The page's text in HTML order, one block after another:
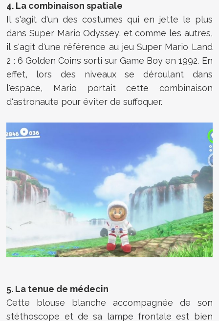
4. La combinaison spatiale
Il s'agit d'un des costumes qui en jette le plus
dans Super Mario Odyssey, et comme les autres,
il s'agit d'une référence au jeu Super Mario Land
2 : 6 Golden Coins sorti sur Game Boy en 1992. En
effet, lors des niveaux se déroulant dans
l'espace, Mario portait cette combinaison
d'astronaute pour éviter de suffoquer.
5. La tenue de médecin
Cette blouse blanche accompagnée de son
stéthoscope et de sa lampe frontale est bien